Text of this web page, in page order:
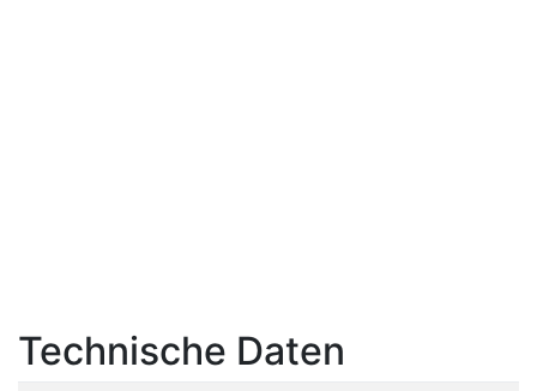
Technische Daten